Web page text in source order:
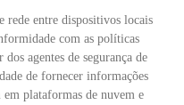
rede entre dispositivos locais
com as políticas
agentes de segurança de
de fornecer informações
plataformas de nuvem e